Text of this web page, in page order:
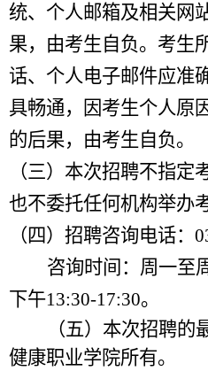
统、个人邮箱及相关网
果，由考生自负。考生
话、个人电子邮件应准
具畅通，因考生个人原
的后果，由考生自负。
（三）本次招聘不指定
也不委托任何机构举办
（四）招聘咨询电话：
咨询时间：周一至
下午13:30-17:30。
（五） 本次招聘的
健康职业学院所有。